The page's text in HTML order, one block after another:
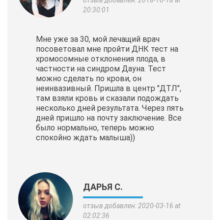
20:30:01
Мне уже за 30, мой лечащий врач
посоветовал мне пройти ДНК тест на
хромосомные отклонения плода, в
частности на синдром Дауна. Тест
можно сделать по крови, он
неинвазивный. Пришла в центр "ДТЛ",
там взяли кровь и сказали подождать
несколько дней результата. Через пять
дней пришло на почту заключение. Все
было нормально, теперь можно
спокойно ждать малыша))
ДАРЬЯ С.
отзыв добавлен: 2020-03-16 at
02:02:36